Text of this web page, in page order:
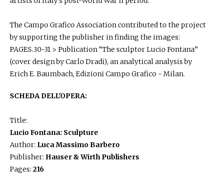
The Campo Grafico Association contributed to the project
by supporting the publisher in finding the images:
PAGES.30-31 > Publication “The sculptor Lucio Fontana”
(cover design by Carlo Dradi), an analytical analysis by
Erich E. Baumbach, Edizioni Campo Grafico - Milan.
SCHEDA DELL'OPERA:
Title:
Lucio Fontana: Sculpture
Author: Luca Massimo Barbero
Publisher: Hauser & Wirth Publishers
Pages: 216